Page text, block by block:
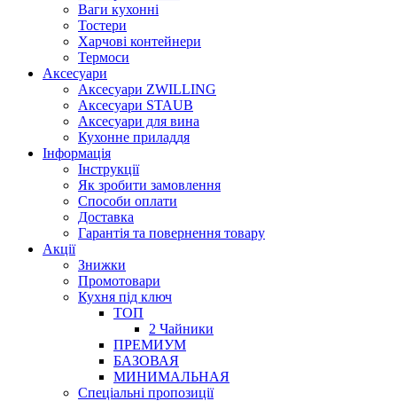
Ваги кухонні
Тостери
Харчові контейнери
Термоси
Аксесуари
Аксесуари ZWILLING
Аксесуари STAUB
Аксесуари для вина
Кухонне приладдя
Інформація
Інструкції
Як зробити замовлення
Способи оплати
Доставка
Гарантія та повернення товару
Акції
Знижки
Промотовари
Кухня під ключ
ТОП
2 Чайники
ПРЕМИУМ
БАЗОВАЯ
МИНИМАЛЬНАЯ
Спеціальні пропозиції